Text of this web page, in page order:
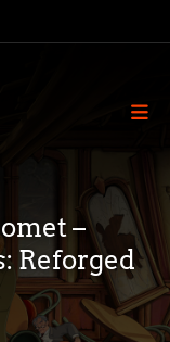
–
Reforged